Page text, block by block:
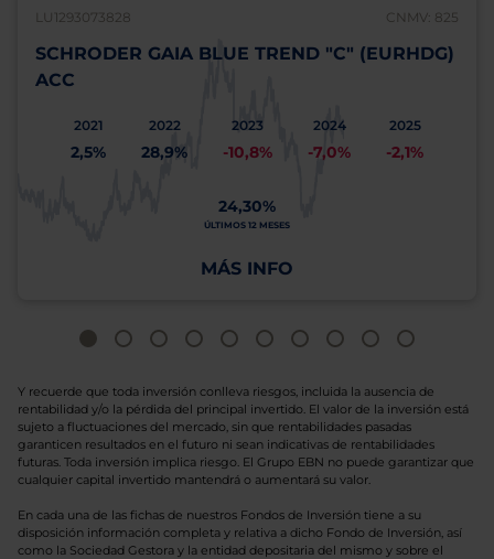
LU1293073828 CNMV: 825
SCHRODER GAIA BLUE TREND "C" (EURHDG)
ACC
2021
2,5%
2022
28,9%
2023
-10,8%
2024
-7,0%
2025
-2,1%
24,30%
ÚLTIMOS 12 MESES
MÁS INFO
Y recuerde que toda inversión conlleva riesgos, incluida la ausencia de
rentabilidad y/o la pérdida del principal invertido. El valor de la inversión está
sujeto a fluctuaciones del mercado, sin que rentabilidades pasadas
garanticen resultados en el futuro ni sean indicativas de rentabilidades
futuras. Toda inversión implica riesgo. El Grupo EBN no puede garantizar que
cualquier capital invertido mantendrá o aumentará su valor.
En cada una de las fichas de nuestros Fondos de Inversión tiene a su
disposición información completa y relativa a dicho Fondo de Inversión, así
como la Sociedad Gestora y la entidad depositaria del mismo y sobre el